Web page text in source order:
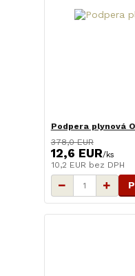
Podpera plynová
378,0 EUR
12,6 EUR/ks
10,2 EUR bez DPH